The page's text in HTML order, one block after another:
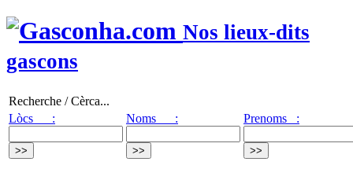
Nos lieux-dits
gascons
Recherche / Cèrca...
Lòcs :
Noms : Prenoms :